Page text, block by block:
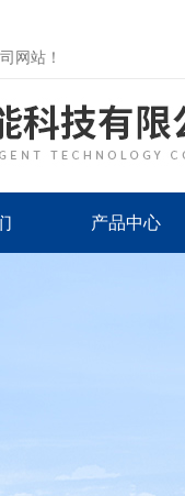
网站！
产品中心